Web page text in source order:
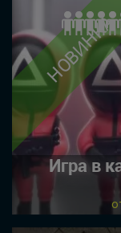
НОВИНКА
Игра в